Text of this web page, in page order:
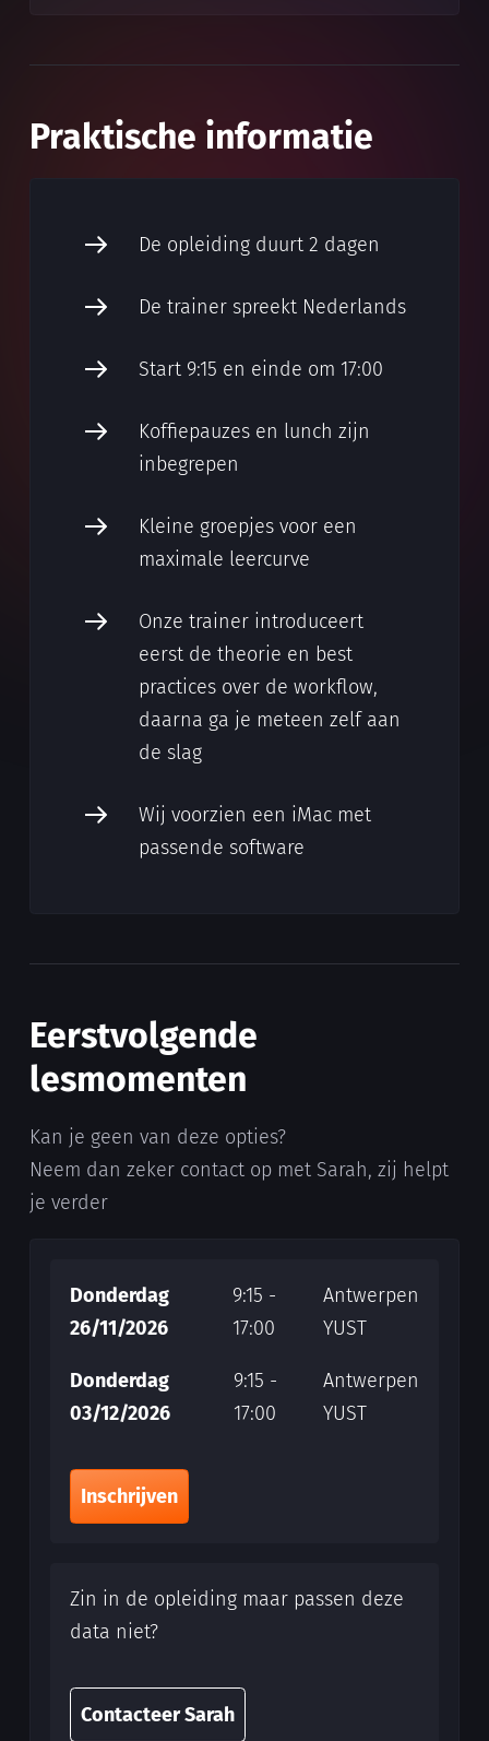
Praktische informatie
De opleiding duurt 2 dagen
De trainer spreekt Nederlands
Start 9:15 en einde om 17:00
Koffiepauzes en lunch zijn
inbegrepen
Kleine groepjes voor een
maximale leercurve
Onze trainer introduceert
eerst de theorie en best
practices over de workflow,
daarna ga je meteen zelf aan
de slag
Wij voorzien een iMac met
passende software
Eerstvolgende
lesmomenten
Kan je geen van deze opties?
Neem dan zeker contact op met Sarah, zij helpt
je verder
Donderdag
26/11/2026
9:15 -
17:00
Antwerpen
YUST
Donderdag
03/12/2026
9:15 -
17:00
Antwerpen
YUST
Inschrijven
Zin in de opleiding maar passen deze
data niet?
Contacteer Sarah